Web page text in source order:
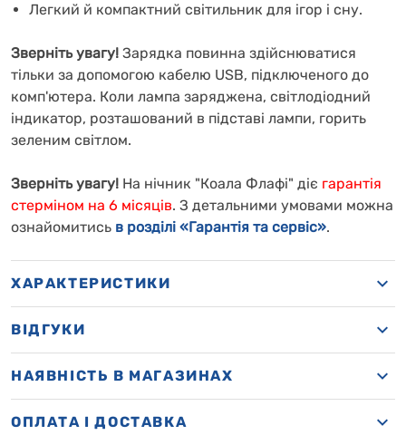
Легкий й компактний світильник для ігор і сну.
Зверніть увагу! Зарядка повинна здійснюватися
тільки за допомогою кабелю USB, підключеного до
комп'ютера. Коли лампа заряджена, світлодіодний
індикатор, розташований в підставі лампи, горить
зеленим світлом.
Зверніть увагу! На нічник "Коала Флафі" діє гарантія
стерміном на 6 місяців. З детальними умовами можна
ознайомитись в розділі «Гарантія та сервіс».
ХАРАКТЕРИСТИКИ
ВІДГУКИ
НАЯВНІСТЬ В МАГАЗИНАХ
OПЛАТА І ДОСТАВКА